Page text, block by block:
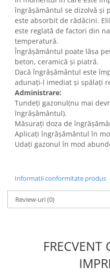
Fir/Ata de legat
Foarfeci
Furtun / banda / tub
Motofierastrau / Drujba
Pila motofierastrau / drujba
Plantator
Plasa de umbrire
Plase plante
Pompa de apa curata/murdara
Pompa de stropit
Saci
Spray si intretinere
Vinificatie
Acumulatori si Incarcatoare
Baros / Ciocan / Topor
îngrășământul se dizolvă și
este absorbit de rădăcini.
este reglată de factori din
temperatură.
Îngrășământul poate lăsa
beton, ceramică și piatră.
Dacă îngrășământul este
adunați-l imediat și spălați
Administrare:
Tundeți gazonul(nu mai
îngrășământul).
Măsurați doza de
Aplicați îngrășământul în
Udați gazonul în mod
Informatii conformitate produs
Review-uri(0)
FRECVENT